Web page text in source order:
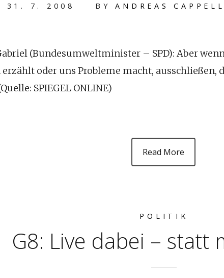
31. 7. 2008 BYANDREAS CAPPELL
(Bundesumweltminister – SPD): Aber
oder uns Probleme macht, ausschließen,
SPIEGEL ONLINE)
Read More
POLITIK
G8: Live dabei – statt